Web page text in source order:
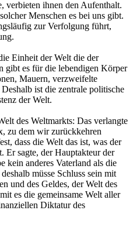
verbieten ihnen den Aufenthalt.
Menschen es bei uns gibt.
zur Verfolgung führt,
Einheit der Welt die der
gibt es für die lebendigen Körper
Mauern, verzweifelte
ist die zentrale politische
der Welt.
des Weltmarkts: Das verlangte
zu dem wir zurückkehren
dass die Welt das ist, was der
Er sagte, der Hauptakteur der
kein anderes Vaterland als die
müsse Schluss sein mit
und des Geldes, der Welt des
es die gemeinsame Welt aller
Diktatur des